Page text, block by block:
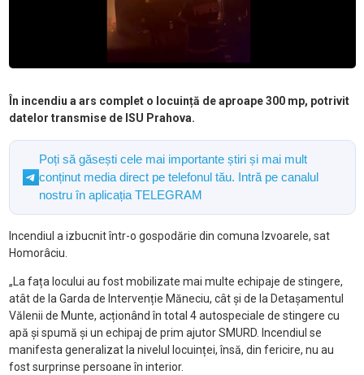
În incendiu a ars complet o locuință de aproape 300 mp, potrivit
datelor transmise de ISU Prahova.
Poți să găsești cele mai importante știri și mai mult
conținut media direct pe telefonul tău. Intră pe canalul
nostru în aplicația TELEGRAM
Incendiul a izbucnit într-o gospodărie din comuna Izvoarele, sat
Homorâciu.
„La fața locului au fost mobilizate mai multe echipaje de stingere,
atât de la Garda de Intervenție Măneciu, cât și de la Detașamentul
Vălenii de Munte, acționând în total 4 autospeciale de stingere cu
apă și spumă și un echipaj de prim ajutor SMURD. Incendiul se
manifesta generalizat la nivelul locuinței, însă, din fericire, nu au
fost surprinse persoane în interior.